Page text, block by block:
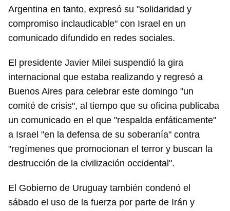
Argentina en tanto, expresó su "solidaridad y
compromiso inclaudicable" con Israel en un
comunicado difundido en redes sociales.
El presidente Javier Milei suspendió la gira
internacional que estaba realizando y regresó a
Buenos Aires para celebrar este domingo "un
comité de crisis", al tiempo que su oficina publicaba
un comunicado en el que "respalda enfáticamente"
a Israel "en la defensa de su soberanía" contra
"regímenes que promocionan el terror y buscan la
destrucción de la civilización occidental".
El Gobierno de Uruguay también condenó el
sábado el uso de la fuerza por parte de Irán y